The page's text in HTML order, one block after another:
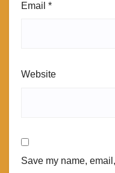
Email *
Website
Save my name,